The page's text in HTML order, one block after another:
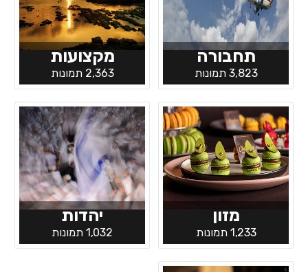
תחבורה
3,823 תמונות
מקצועות
2,363 תמונות
מזון
1,233 תמונות
יהדות
1,032 תמונות